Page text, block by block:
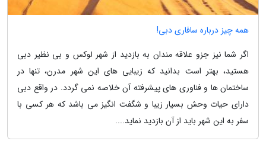
همه چیز درباره سافاری دبی!
اگر شما نیز جزو علاقه مندان به بازدید از شهر لوکس و بی نظیر دبی
هستید، بهتر است بدانید که زیبایی های این شهر مدرن، تنها در
ساختمان ها و فناوری های پیشرفته آن خلاصه نمی گردد. در واقع دبی
دارای حیات وحش بسیار زیبا و شگفت انگیز می باشد که هر کسی با
سفر به این شهر باید از آن بازدید نماید....